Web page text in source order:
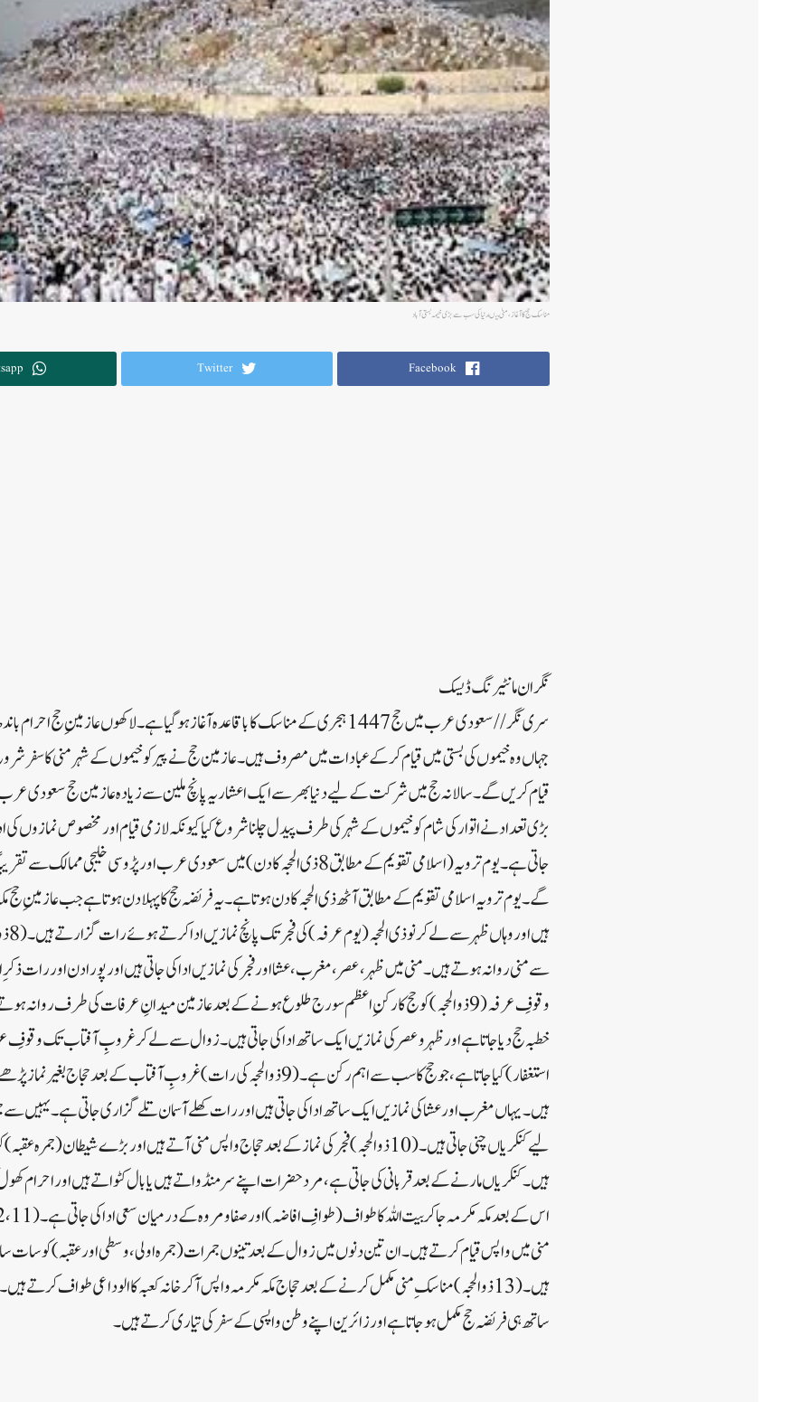
مناسک حج کا آغاز، منیٰ میںدنیا کی سب سے بڑی خیمہ بستی آباد
Facebook
Twitter
نگران مانٹیرنگ ڈیسک
سری نگر //سعودی عرب میں حج 1447 ہجری کے مناسک کا باقاعدہ آغاز ہوگیا ہے۔ لاکھوں عازمینِ حج
جہاں وہ خیموں کی بستی میں قیام کر کے عبادات میں مصروف ہیں۔ عازمین حج نے پیر کو خیموں کے شہر منی کا سفر
قیام کریں گے۔ سالانہ حج میں شرکت کے لیے دنیا بھر سے ایک اعشاریہ پانچ ملین سے زیادہ عازمین حج سعودی
بڑی تعداد نے اتوار کی شام کو خیموں کے شہر کی طرف پیدل چلنا شروع کیا کیونکہ لازمی قیام اور مخصوص نمازوں کی
گے۔یوم ترویہ اسلامی تقویم کے مطابق آٹھ ذی الحجہ کا دن ہوتا ہے۔ یہ فریضہ حج کا پہلا دن ہوتا ہے جب عازمینِ
ہیں
سے منی روانہ ہوتے ہیں۔منی میں ظہر، عصر، مغرب، عشا اور فجر کی نمازیں ادا کی جاتی ہیں اور پورا دن اور رات
وقوفِ عرفہ (9 ذوالحجہ ) کوحج کا رکنِ اعظم سورج طلوع ہونے کے بعد عازمین میدانِ عرفات کی طرف روانہ
خطبہ حج دیا جاتا ہے اور ظہر و عصر کی نمازیں ایک ساتھ ادا کی جاتی ہیں۔زوال سے لے کر غروبِ آفتاب تک وقوفِ
استغفار) کیا جاتا ہے، جو حج کا سب سے اہم رکن ہے۔ (9 ذوالحجہ کی رات)غروبِ آفتاب کے بعد
ہیں۔یہاں مغرب اور عشا کی نمازیں ایک ساتھ ادا کی جاتی ہیں اور رات کھلے آسمان تلے گزاری جاتی ہے۔
لیے کنکریاں چنی جاتی ہیں۔ (10 ذوالحجہ)فجر کی نماز کے بعد حجاج واپس منی آتے ہیں اور بڑے شیطان
ہیں۔کنکریاں مارنے کے بعد قربانی کی جاتی ہے، مرد حضرات اپنے سر منڈواتے ہیں یا بال کٹواتے ہیں اور احرام
منی میں واپس قیام کرتے ہیں۔ان تین دنوں میں زوال کے بعد تینوں جمرات(جمرہ اولی، وسطی اور عقبہ)کو سات
ہیں۔ (13 ذوالحجہ)مناسکِ منی مکمل کرنے کے بعد حجاج مکہ مکرمہ واپس آکر خانہ کعبہ کا الوداعی طواف
ساتھ ہی فریضہ حج مکمل ہو جاتا ہے اور زائرین اپنے وطن واپسی کے سفر کی تیاری کرتے ہیں۔